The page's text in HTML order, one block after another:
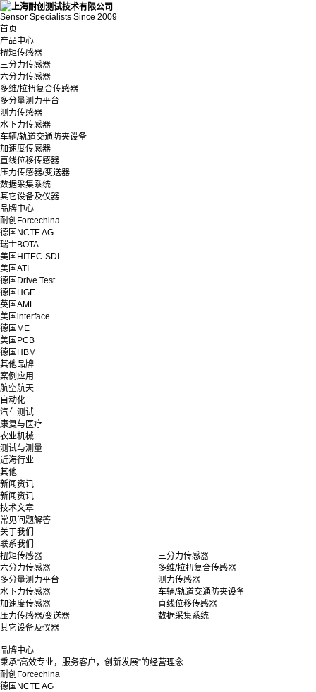
Sensor Specialists Since 2009
首页
产品中心
扭矩传感器
三分力传感器
六分力传感器
多维/拉扭复合传感器
多分量测力平台
测力传感器
水下力传感器
车辆/轨道交通防夹设备
加速度传感器
直线位移传感器
压力传感器/变送器
数据采集系统
其它设备及仪器
品牌中心
耐创Forcechina
德国NCTE AG
瑞士BOTA
美国HITEC-SDI
美国ATI
德国Drive Test
德国HGE
英国AML
美国interface
德国ME
美国PCB
德国HBM
其他品牌
案例应用
航空航天
自动化
汽车测试
康复与医疗
农业机械
测试与测量
近海行业
其他
新闻资讯
新闻资讯
技术文章
常见问题解答
关于我们
联系我们
扭矩传感器
三分力传感器
六分力传感器
多维/拉扭复合传感器
多分量测力平台
测力传感器
水下力传感器
车辆/轨道交通防夹设备
加速度传感器
直线位移传感器
压力传感器/变送器
数据采集系统
其它设备及仪器
品牌中心
秉承“高效专业，服务客户，创新发展”的经营理念
耐创Forcechina
德国NCTE AG